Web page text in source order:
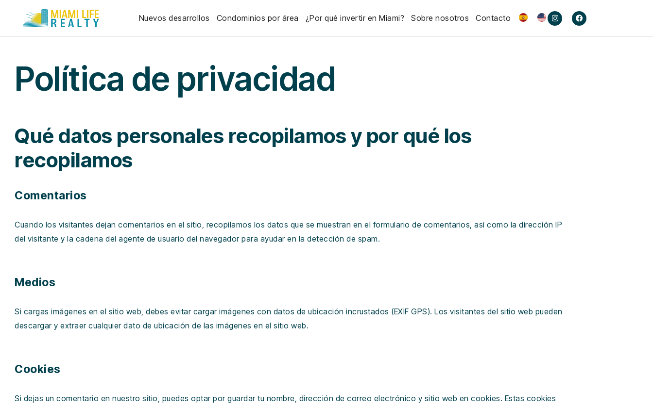
Nuevos desarrollos Condominios por área ¿Por qué invertir en Miami? Sobre nosotros Contacto
Política de privacidad
Qué datos personales recopilamos y por qué los
recopilamos
Comentarios
Cuando los visitantes dejan comentarios en el sitio, recopilamos los datos que se muestran en el formulario de comentarios, así como la dirección IP
del visitante y la cadena del agente de usuario del navegador para ayudar en la detección de spam.
Medios
Si cargas imágenes en el sitio web, debes evitar cargar imágenes con datos de ubicación incrustados (EXIF GPS). Los visitantes del sitio web pueden
descargar y extraer cualquier dato de ubicación de las imágenes en el sitio web.
Cookies
Si dejas un comentario en nuestro sitio, puedes optar por guardar tu nombre, dirección de correo electrónico y sitio web en cookies. Estas cookies